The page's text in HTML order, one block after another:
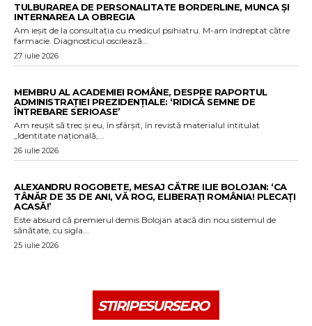
TULBURAREA DE PERSONALITATE BORDERLINE, MUNCA ȘI
INTERNAREA LA OBREGIA
Am ieșit de la consultația cu medicul psihiatru. M-am îndreptat către
farmacie. Diagnosticul oscilează...
27 iulie 2026
MEMBRU AL ACADEMIEI ROMÂNE, DESPRE RAPORTUL
ADMINISTRAȚIEI PREZIDENȚIALE: ‘RIDICĂ SEMNE DE
ÎNTREBARE SERIOASE’
Am reușit să trec și eu, în sfârșit, în revistă materialul intitulat
„Identitate națională,...
26 iulie 2026
ALEXANDRU ROGOBETE, MESAJ CĂTRE ILIE BOLOJAN: ‘CA
TÂNĂR DE 35 DE ANI, VĂ ROG, ELIBERAȚI ROMÂNIA! PLECAȚI
ACASĂ!’
Este absurd că premierul demis Bolojan atacă din nou sistemul de
sănătate, cu sigla...
25 iulie 2026
STIRIPESURSE.RO